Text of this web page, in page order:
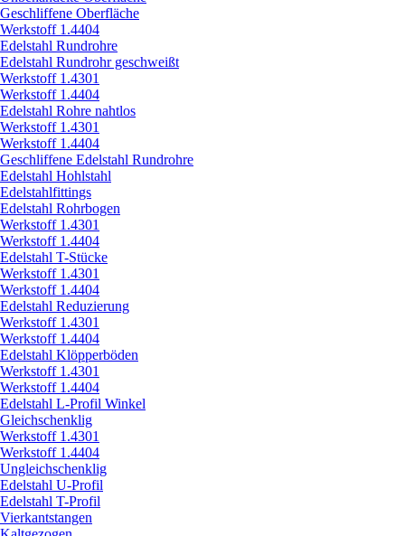
Geschliffene Oberfläche
Werkstoff 1.4404
Edelstahl Rundrohre
Edelstahl Rundrohr geschweißt
Werkstoff 1.4301
Werkstoff 1.4404
Edelstahl Rohre nahtlos
Werkstoff 1.4301
Werkstoff 1.4404
Geschliffene Edelstahl Rundrohre
Edelstahl Hohlstahl
Edelstahlfittings
Edelstahl Rohrbogen
Werkstoff 1.4301
Werkstoff 1.4404
Edelstahl T-Stücke
Werkstoff 1.4301
Werkstoff 1.4404
Edelstahl Reduzierung
Werkstoff 1.4301
Werkstoff 1.4404
Edelstahl Klöpperböden
Werkstoff 1.4301
Werkstoff 1.4404
Edelstahl L-Profil Winkel
Gleichschenklig
Werkstoff 1.4301
Werkstoff 1.4404
Ungleichschenklig
Edelstahl U-Profil
Edelstahl T-Profil
Vierkantstangen